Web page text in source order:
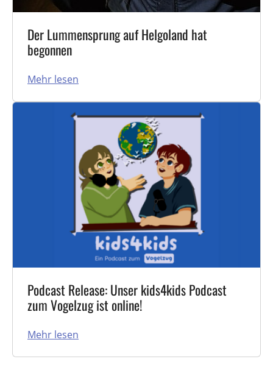
Der Lummensprung auf Helgoland hat
begonnen
Mehr lesen
Podcast Release: Unser kids4kids Podcast
zum Vogelzug ist online!
Mehr lesen